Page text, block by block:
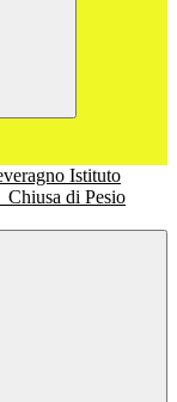
Istituto
Chiusa di Pesio